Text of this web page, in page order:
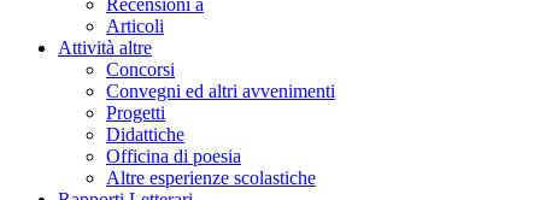
Recensioni a
Articoli
Attività altre
Concorsi
Convegni ed altri avvenimenti
Progetti
Didattiche
Officina di poesia
Altre esperienze scolastiche